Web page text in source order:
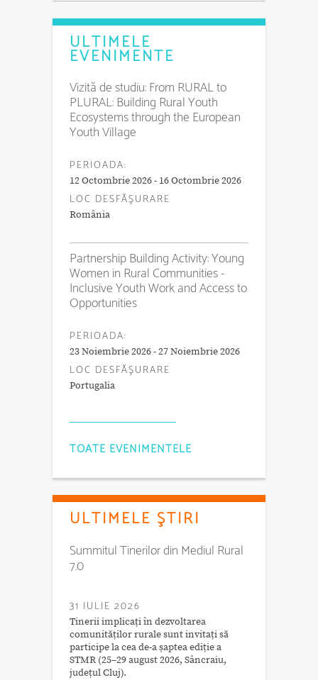
ULTIMELE
EVENIMENTE
Vizită de studiu: From RURAL to
PLURAL: Building Rural Youth
Ecosystems through the European
Youth Village
PERIOADA:
12 Octombrie 2026 - 16 Octombrie 2026
LOC DESFĂŞURARE
România
Partnership Building Activity: Young
Women in Rural Communities -
Inclusive Youth Work and Access to
Opportunities
PERIOADA:
23 Noiembrie 2026 - 27 Noiembrie 2026
LOC DESFĂŞURARE
Portugalia
TOATE EVENIMENTELE
ULTIMELE ŞTIRI
Summitul Tinerilor din Mediul Rural
7.0
31 IULIE 2026
Tinerii implicați în dezvoltarea
comunităților rurale sunt invitați să
participe la cea de-a șaptea ediție a
STMR (25–29 august 2026, Sâncraiu,
județul Cluj).